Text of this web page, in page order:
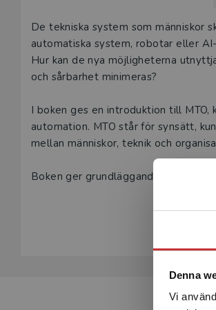
Denna
Vi
Beskrivning
De tekniska system som människor
automatiska system, robotar eller
Hur kan de nya möjligheterna
och sårbarhet minimeras?
I boken ges en introduktion till
automation. MTO står för synsätt,
mellan människor, teknik och
Boken ger grundläggande
säkerhetskulturer. Ett flertal